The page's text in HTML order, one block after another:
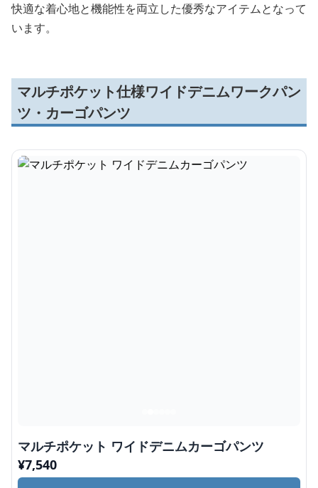
快適な着心地と機能性を両立した優秀なアイテムとなって
います。
マルチポケット仕様ワイドデニムワークパン
ツ・カーゴパンツ
マルチポケット ワイドデニムカーゴパンツ
¥7,540